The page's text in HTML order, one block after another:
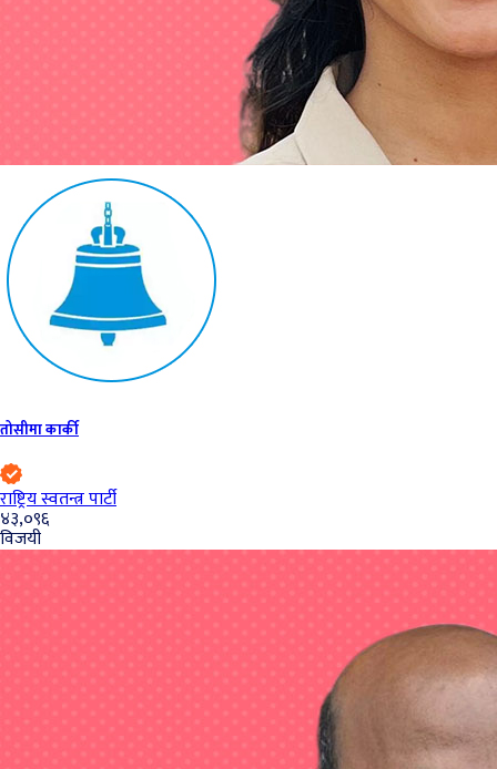
तोसीमा कार्की
राष्ट्रिय स्वतन्त्र पार्टी
४३,०९६
विजयी